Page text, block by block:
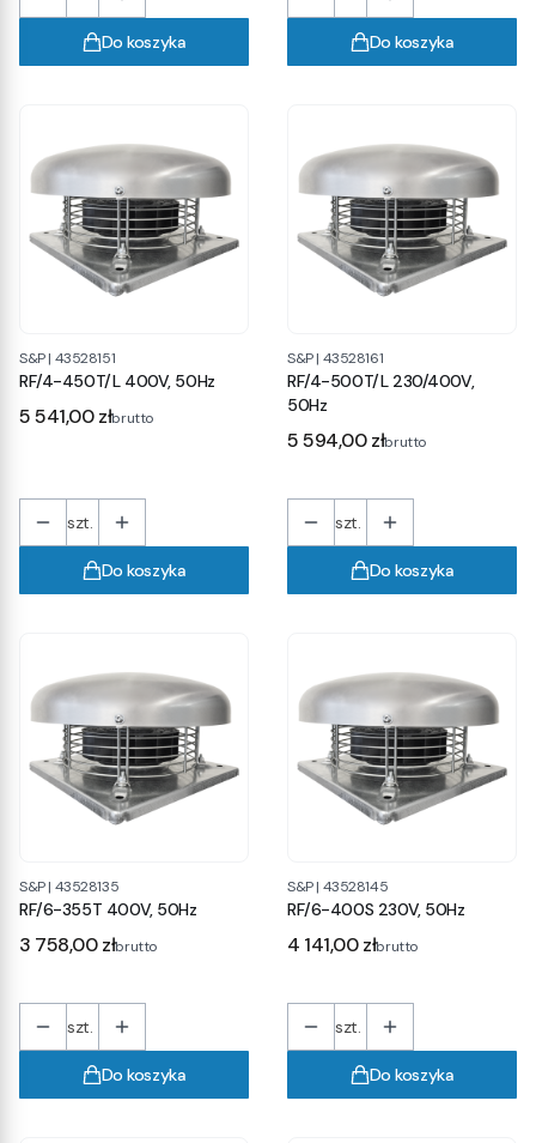
Do koszyka Do koszyka
S&P| 43528151
RF/4-450T/L 400V, 50Hz
Cena
5 541,00 złbrutto
szt.
Do koszyka
S&P| 43528161
RF/4-500T/L 230/400V,
50Hz
Cena
5 594,00 złbrutto
szt.
Do koszyka
S&P| 43528135
RF/6-355T 400V, 50Hz
Cena
3 758,00 złbrutto
szt.
Do koszyka
S&P| 43528145
RF/6-400S 230V, 50Hz
Cena
4 141,00 złbrutto
szt.
Do koszyka